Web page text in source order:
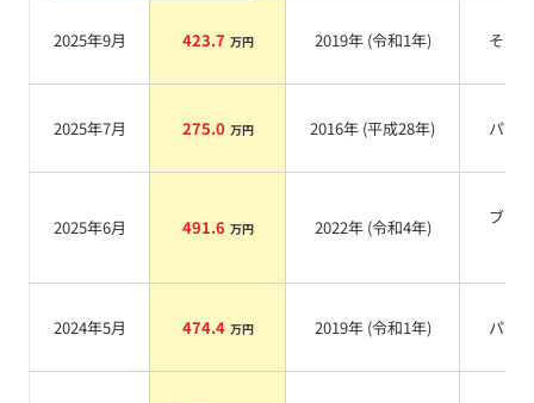
2025年9月 423.7 万円 2019年 (令和1年) その他
2025年7月 275.0 万円 2016年 (平成28年) パール
2025年6月 491.6 万円 2022年 (令和4年)
ブラ
2024年5月 474.4 万円 2019年 (令和1年) パール